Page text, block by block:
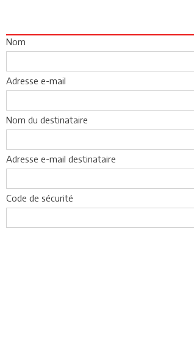
Nom
Adresse e-mail
Nom du destinataire
Adresse e-mail destinataire
Code de sécurité